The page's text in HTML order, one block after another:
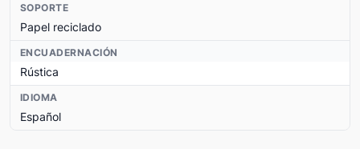
SOPORTE
Papel reciclado
ENCUADERNACIÓN
Rústica
IDIOMA
Español